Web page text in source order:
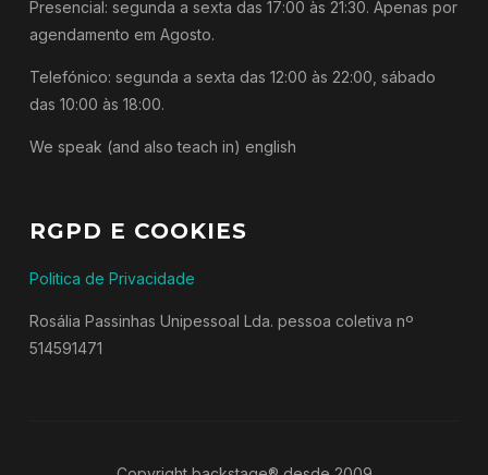
Presencial: segunda a sexta das 17:00 às 21:30. Apenas por
agendamento em Agosto.
Telefónico: segunda a sexta das 12:00 às 22:00, sábado
das 10:00 às 18:00.
We speak (and also teach in) english
RGPD E COOKIES
Politica de Privacidade
Rosália Passinhas Unipessoal Lda. pessoa coletiva nº
514591471